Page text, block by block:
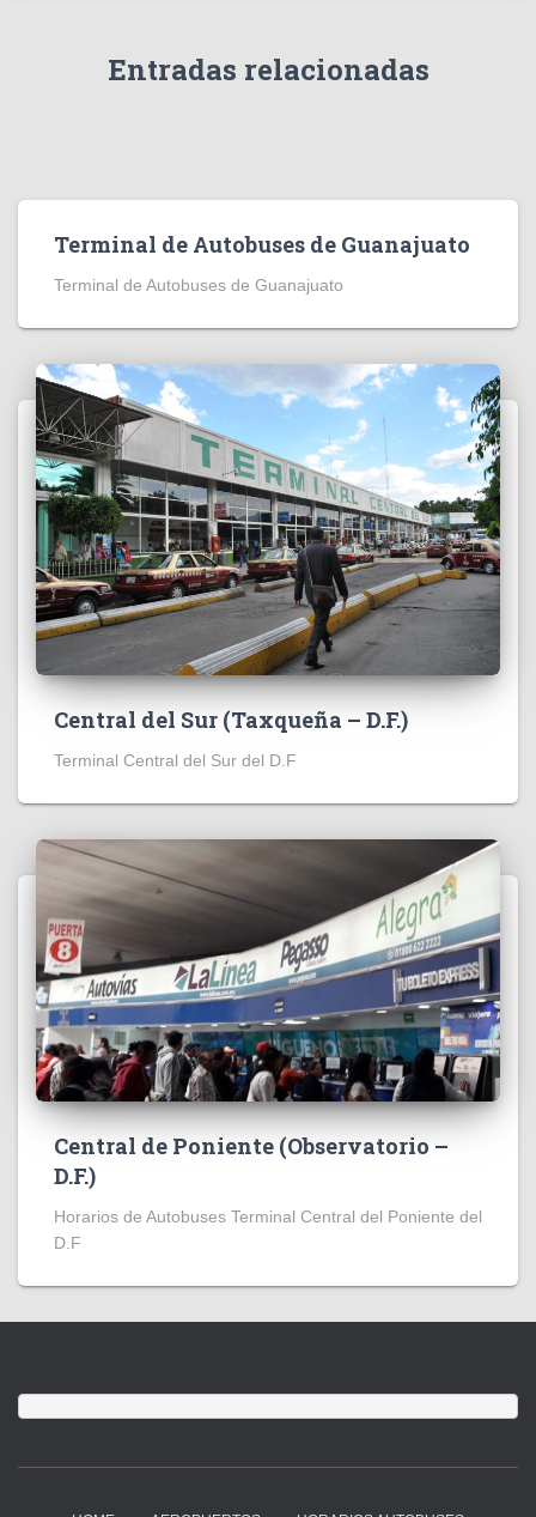
Entradas relacionadas
Terminal de Autobuses de Guanajuato
Terminal de Autobuses de Guanajuato
Central del Sur (Taxqueña – D.F.)
Terminal Central del Sur del D.F
Central de Poniente (Observatorio –
D.F.)
Horarios de Autobuses Terminal Central del Poniente del
D.F